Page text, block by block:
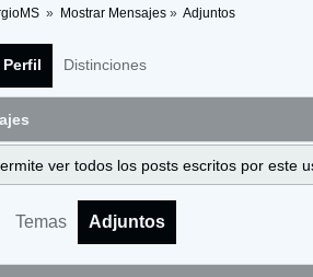
» Mostrar Mensajes» Adjuntos
Distinciones
ver todos los posts escritos por este
Temas Adjuntos